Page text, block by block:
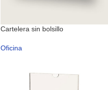
Cartelera sin bolsillo
Oficina